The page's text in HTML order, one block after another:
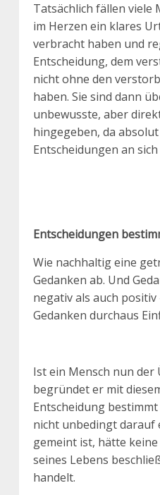
Tatsächlich fällen viele
im Herzen ein klares
verbracht haben und
Entscheidung, dem
nicht ohne den
haben. Sie sind dann
unbewusste, aber
hingegeben, da
Entscheidungen an
Entscheidungen
Wie nachhaltig eine
Gedanken ab. Und
negativ als auch
Gedanken durchaus
Ist ein Mensch nun
begründet er mit
Entscheidung
nicht unbedingt darauf
gemeint ist, hätte
seines Lebens
handelt.